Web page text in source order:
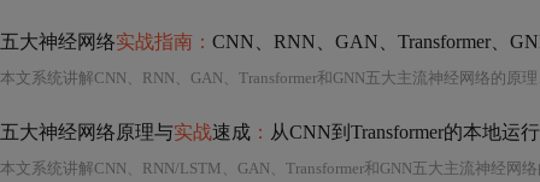
五大神经网络实战指南： CNN、RNN、GAN、Transformer、
本文系统讲解CNN、RNN、GAN、Transformer和GNN五大主流神经网络的原
五大神经网络原理与实战速成 ： 从CNN到Transformer的本地运行